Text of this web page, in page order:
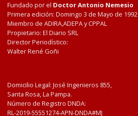
Fundado por el Doctor Antonio Nemesio
Primera edición: Domingo 3 de Mayo de 1992
Miembro de ADIRA,ADEPA y CPPAL
Propietario: El Diario SRL
Director Periodístico:
Walter René Goñi
Domicilio Legal: José Ingenieros 855,
Santa Rosa, La Pampa.
Número de Registro DNDA:
RL-2019-55551274-APN-DNDA#MJ